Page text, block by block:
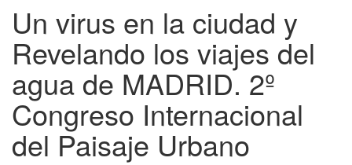
Un virus en la ciudad y
Revelando los viajes del
agua de MADRID. 2º
Congreso Internacional
del Paisaje Urbano